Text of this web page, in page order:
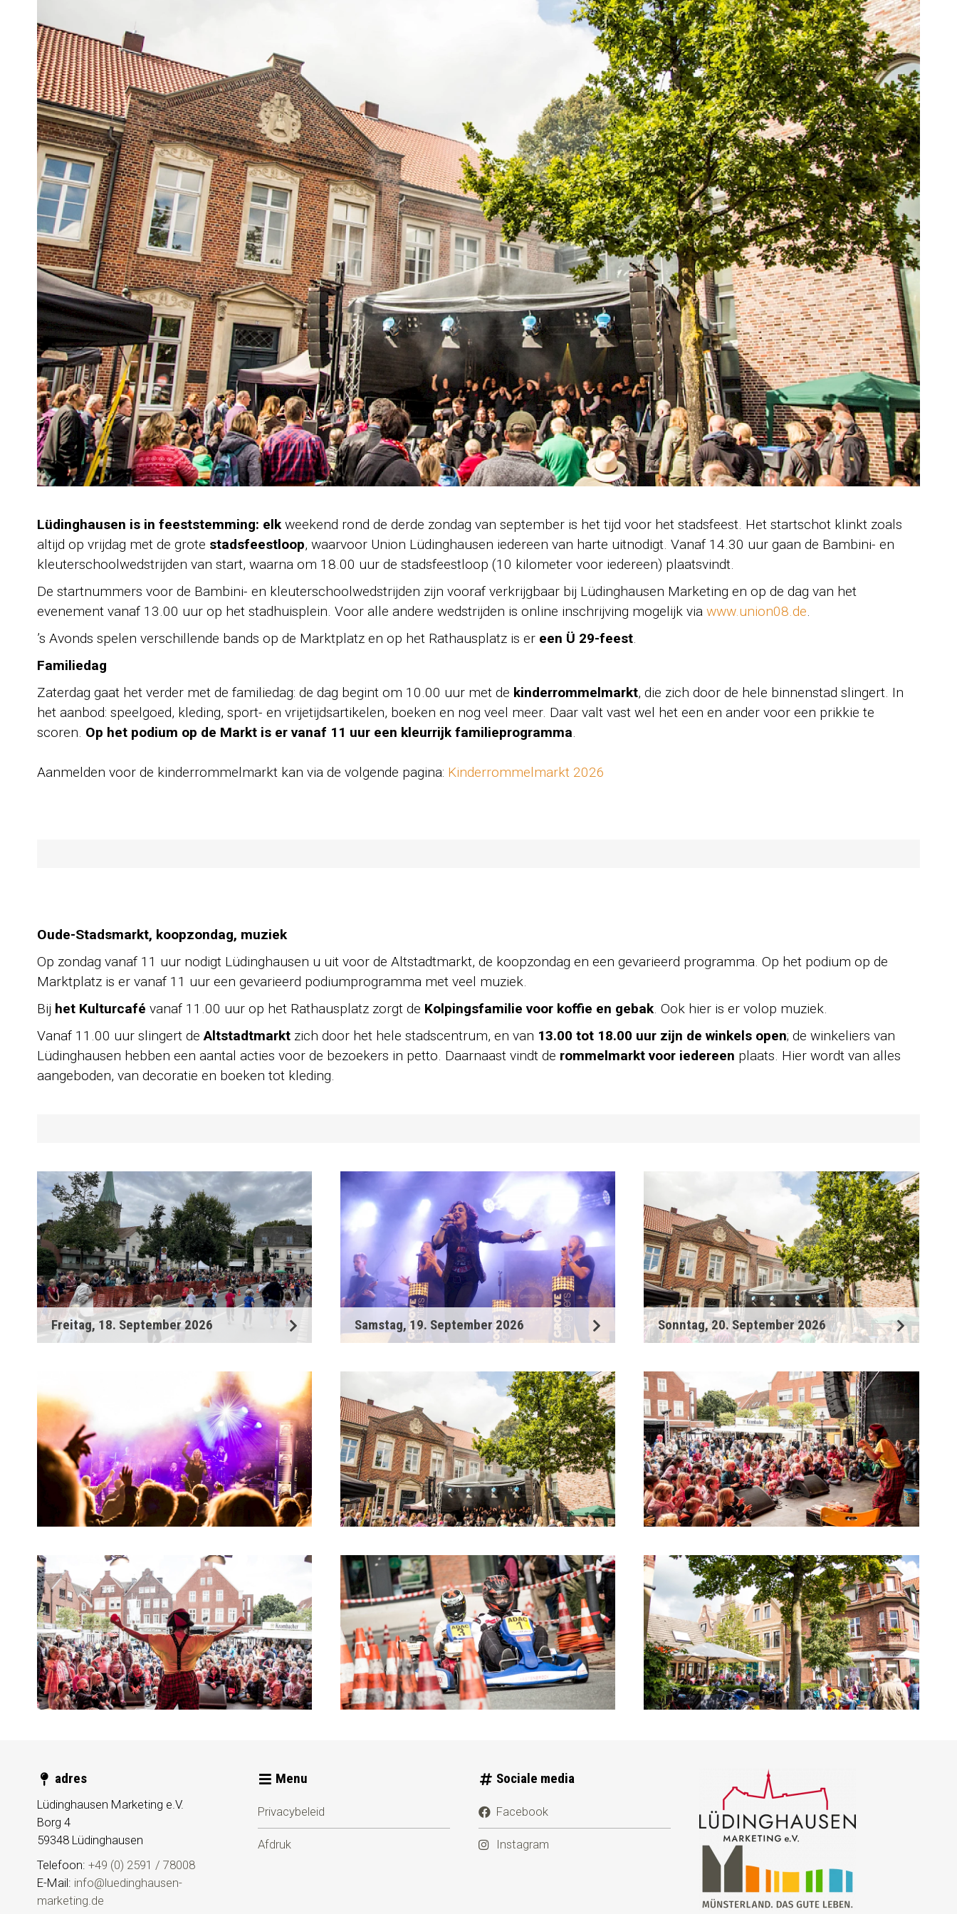
Lüdinghausen is in feeststemming: elkweekend rond de derde zondag van september is het tijd voor het stadsfeest. Het startschot klinkt zoals
altijd op vrijdag met de grote stadsfeestloop, waarvoor Union Lüdinghausen iedereen van harte uitnodigt. Vanaf 14.30 uur gaan de Bambini- en
kleuterschoolwedstrijden van start, waarna om 18.00 uur de stadsfeestloop (10 kilometer voor iedereen) plaatsvindt.
De startnummers voor de Bambini- en kleuterschoolwedstrijden zijn vooraf verkrijgbaar bij Lüdinghausen Marketing en op de dag van het
evenement vanaf 13.00 uur op het stadhuisplein. Voor alle andere wedstrijden is online inschrijving mogelijk via www.union08.de.
’s Avonds spelen verschillende bands op de Marktplatz en op het Rathausplatz is er een Ü 29-feest.
Familiedag
Zaterdag gaat het verder met de familiedag: de dag begint om 10.00 uur met de kinderrommelmarkt, die zich door de hele binnenstad slingert. In
het aanbod: speelgoed, kleding, sport- en vrijetijdsartikelen, boeken en nog veel meer. Daar valt vast wel het een en ander voor een prikkie te
scoren. Op het podium op de Markt is er vanaf 11 uur een kleurrijk familieprogramma.
Aanmelden voor de kinderrommelmarkt kan via de volgende pagina: Kinderrommelmarkt 2026
Oude-Stadsmarkt, koopzondag, muziek
Op zondag vanaf 11 uur nodigt Lü­dinghausen u uit voor de Altstadtmarkt, de koopzondag en een gevarieerd programma. Op het podium op de
Marktplatz is er vanaf 11 uur een gevarieerd podiumprogramma met veel muziek.
Bij het Kulturcafé vanaf 11.00 uur op het Rathausplatz zorgt de Kolpingsfamilie voor koffie en gebak. Ook hier is er volop muziek.
Vanaf 11.00 uur slingert deAltstadtmarkt zich door het hele stadscentrum, en van 13.00 tot 18.00 uur zijn de winkels open; de winkeliers van
Lüdinghausen hebben een aantal acties voor de bezoekers in petto. Daarnaast vindt de rommelmarkt voor iedereen plaats. Hier wordt van alles
aangeboden, van decoratie en boeken tot kleding.
Freitag, 18. September 2026 Samstag, 19. September 2026 Sonntag, 20. September 2026
adres
Lüdinghausen Marketing e.V.
Borg 4
59348 Lüdinghausen
Telefoon: +49 (0) 2591 / 78008
E-Mail: info@luedinghausen-
marketing.de
Menu
Privacybeleid
Afdruk
Sociale media
Facebook
Instagram